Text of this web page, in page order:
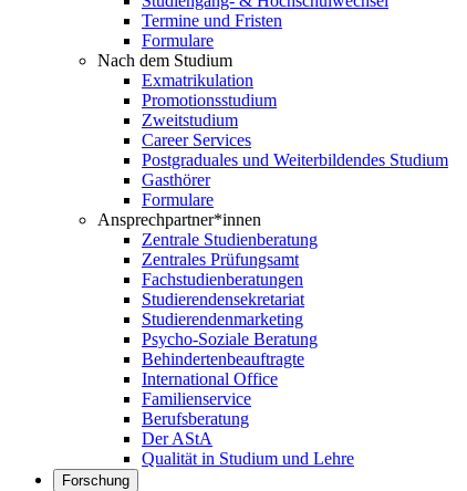
Termine und Fristen
Formulare
Nach dem Studium
Exmatrikulation
Promotionsstudium
Zweitstudium
Career Services
Postgraduales und Weiterbildendes Studium
Gasthörer
Formulare
Ansprechpartner*innen
Zentrale Studienberatung
Zentrales Prüfungsamt
Fachstudienberatungen
Studierendensekretariat
Studierendenmarketing
Psycho-Soziale Beratung
Behindertenbeauftragte
International Office
Familienservice
Berufsberatung
Der AStA
Qualität in Studium und Lehre
Forschung